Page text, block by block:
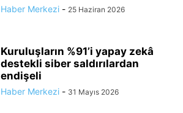
Haber Merkezi - 25 Haziran 2026
Kuruluşların %91’i yapay zekâ
destekli siber saldırılardan
endişeli
Haber Merkezi - 31 Mayıs 2026